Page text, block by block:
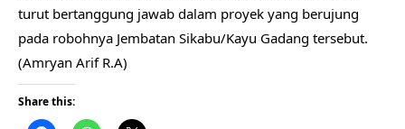
turut bertanggung jawab dalam proyek yang berujung
pada robohnya Jembatan Sikabu/Kayu Gadang tersebut.
(Amryan Arif R.A)
Share this: